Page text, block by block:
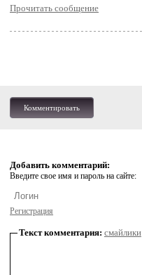
Прочитать сообщение
Комментировать
Добавить комментарий:
Введите свое имя и пароль на сайте:
Регистрация
Текст комментария: смайлики